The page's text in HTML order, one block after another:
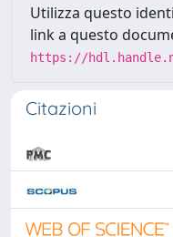
Utilizza questo
link a questo
https://
Citazioni